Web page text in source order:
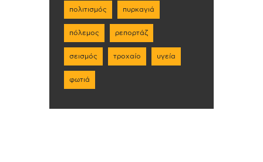
πολιτισμός πυρκαγιά
πόλεμος ρεπορτάζ
σεισμός τροχαίο υγεία
φωτιά